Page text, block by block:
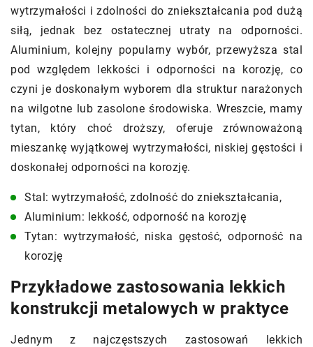
wytrzymałości i zdolności do zniekształcania pod dużą
siłą, jednak bez ostatecznej utraty na odporności.
Aluminium, kolejny popularny wybór, przewyższa stal
pod względem lekkości i odporności na korozję, co
czyni je doskonałym wyborem dla struktur narażonych
na wilgotne lub zasolone środowiska. Wreszcie, mamy
tytan, który choć droższy, oferuje zrównoważoną
mieszankę wyjątkowej wytrzymałości, niskiej gęstości i
doskonałej odporności na korozję.
Stal: wytrzymałość, zdolność do zniekształcania,
Aluminium: lekkość, odporność na korozję
Tytan: wytrzymałość, niska gęstość, odporność na
korozję
Przykładowe zastosowania lekkich
konstrukcji metalowych w praktyce
Jednym z najczęstszych zastosowań lekkich